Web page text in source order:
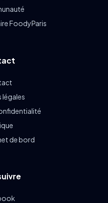
FoodyParis
légales
de bord